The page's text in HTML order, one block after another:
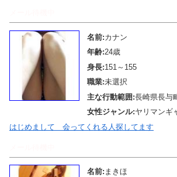
名前:カナン
年齢:24歳
身長:151～155
職業:未選択
主な行動範囲:長崎県長与
女性ジャンル:ヤリマンギ
はじめまして 会ってくれる人探してます
名前: まきほ